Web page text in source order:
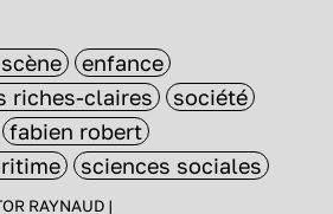
enfance
riches-claires
société
fabien robert
sciences sociales
RAYNAUD |